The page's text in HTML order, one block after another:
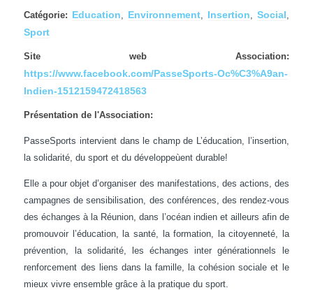
Catégorie: Education Environnement Insertion Social
Sport
Site web Association:
https://www.facebook.com/PasseSports-Oc%C3%A9an-
Indien-1512159472418563
Présentation de l'Association:
PasseSports intervient dans le champ de L’éducation, l’insertion,
la solidarité, du sport et du développeùent durable!
Elle a pour objet d’organiser des manifestations, des actions, des
campagnes de sensibilisation, des conférences, des rendez-vous
des échanges à la Réunion, dans l’océan indien et ailleurs afin de
promouvoir l’éducation, la santé, la formation, la citoyenneté, la
prévention, la solidarité, les échanges inter générationnels le
renforcement des liens dans la famille, la cohésion sociale et le
mieux vivre ensemble grâce à la pratique du sport.